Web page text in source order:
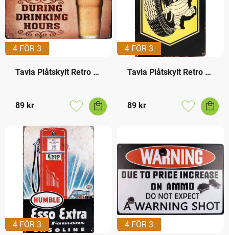
4 FÖR 3
Tavla Plåtskylt Retro
89 kr
Lägg till i favoriter
4 FÖR 3
Tavla Plåtskylt Retro
89 kr
Lägg till i
4 FÖR 3 4 FÖR 3